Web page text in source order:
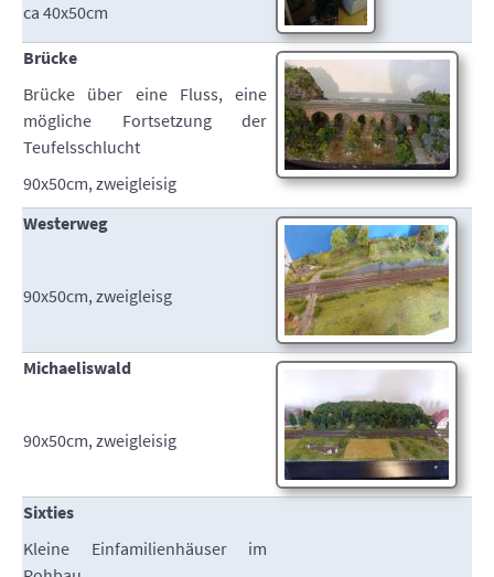
ca 40x50cm
Brücke
Brücke über eine Fluss, eine
mögliche Fortsetzung der
Teufelsschlucht
90x50cm, zweigleisig
Westerweg
90x50cm, zweigleisg
Michaeliswald
90x50cm, zweigleisig
Sixties
Kleine Einfamilienhäuser im